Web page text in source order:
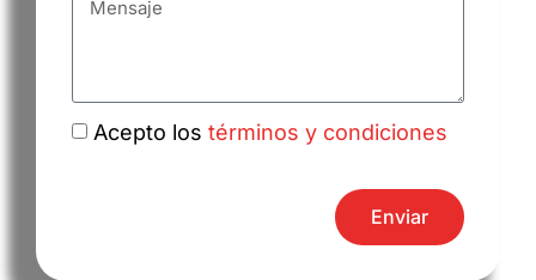
Acepto los términos y condiciones
Enviar